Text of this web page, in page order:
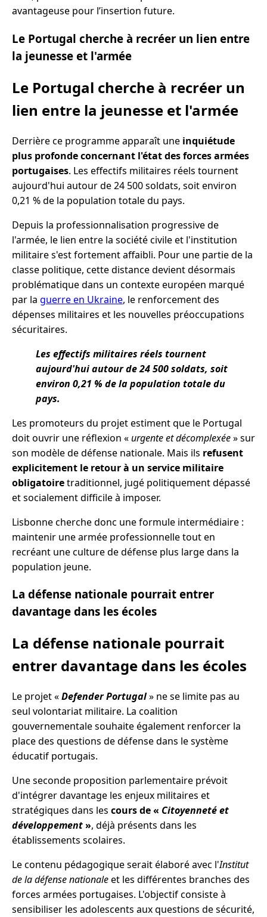
avantageuse pour l’insertion future.
Le Portugal cherche à recréer un lien entre
la jeunesse et l'armée
Le Portugal cherche à recréer un
lien entre la jeunesse et l'armée
Derrière ce programme apparaît une inquiétude
plus profonde concernant l'état des forces armées
portugaises. Les effectifs militaires réels tournent
aujourd'hui autour de 24 500 soldats, soit environ
0,21 % de la population totale du pays.
Depuis la professionnalisation progressive de
l'armée, le lien entre la société civile et l'institution
militaire s'est fortement affaibli. Pour une partie de la
classe politique, cette distance devient désormais
problématique dans un contexte européen marqué
par la guerre en Ukraine, le renforcement des
dépenses militaires et les nouvelles préoccupations
sécuritaires.
Les effectifs militaires réels tournent
aujourd'hui autour de 24 500 soldats, soit
environ 0,21 % de la population totale du
pays.
Les promoteurs du projet estiment que le Portugal
doit ouvrir une réflexion «urgente et décomplexée» sur
son modèle de défense nationale. Mais ils refusent
explicitement le retour à un service militaire
obligatoiretraditionnel, jugé politiquement dépassé
et socialement difficile à imposer.
Lisbonne cherche donc une formule intermédiaire :
maintenir une armée professionnelle tout en
recréant une culture de défense plus large dans la
population jeune.
La défense nationale pourrait entrer
davantage dans les écoles
La défense nationale pourrait
entrer davantage dans les écoles
Le projet «Defender Portugal» ne se limite pas au
seul volontariat militaire. La coalition
gouvernementale souhaite également renforcer la
place des questions de défense dans le système
éducatif portugais.
Une seconde proposition parlementaire prévoit
d'intégrer davantage les enjeux militaires et
stratégiques dans les cours de « Citoyenneté et
développement», déjà présents dans les
établissements scolaires.
Le contenu pédagogique serait élaboré avec l'Institut
de la défense nationaleet les différentes branches des
forces armées portugaises. L'objectif consiste à
sensibiliser les adolescents aux questions de sécurité,